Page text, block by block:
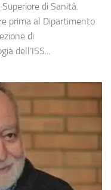
di Sanità.
prima al Dipartimento
di
dell’ISS...